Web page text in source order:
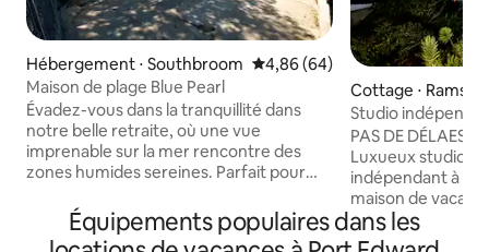
Hébergement ⋅ Southbroom Évaluation moyenne sur la
4,86 (64)
Maison de plage Blue Pearl
Évadez-vous dans la tranquillité dans
notre belle retraite, où une vue
imprenable sur la mer rencontre des
zones humides sereines. Parfait pour
expérience de travail paisible à domicile,
nous offrons une connexion Wi-Fi ultra-
Cottage ⋅
Studio
PAS DE
Luxueux studio
indépendant à
maison de
indépendant
colline, offre une
Équipements populaires dans les